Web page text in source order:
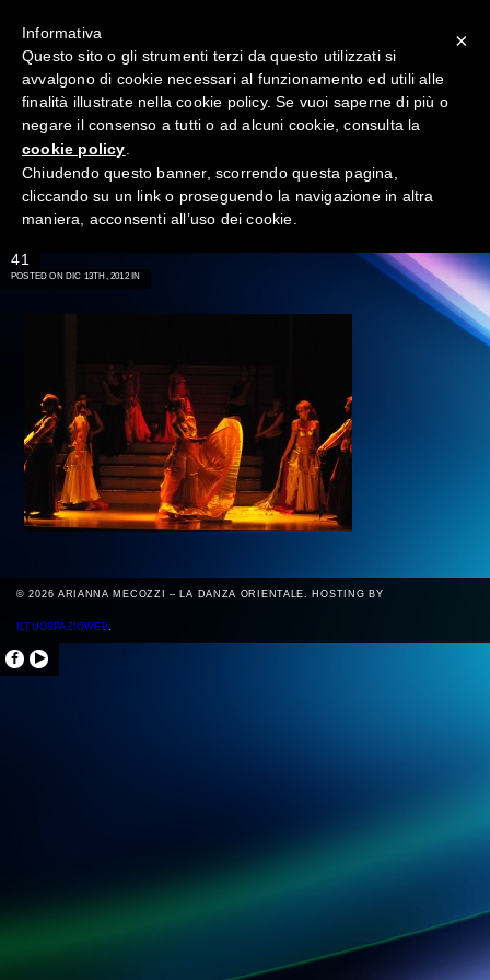
→
41
POSTED ON DIC 13TH, 2012 IN
© 2026 ARIANNA MECOZZI – LA DANZA ORIENTALE. HOSTING BY
ILTUOSPAZIOWEB.
×
Informativa
Questo sito o gli strumenti terzi da questo utilizzati si
avvalgono di cookie necessari al funzionamento ed utili alle
finalità illustrate nella cookie policy. Se vuoi saperne di più o
negare il consenso a tutti o ad alcuni cookie, consulta la
cookie policy
Chiudendo questo banner, scorrendo questa pagina,
cliccando su un link o proseguendo la navigazione in altra
maniera, acconsenti all’uso dei cookie.